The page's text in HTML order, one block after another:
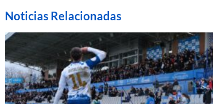
Noticias Relacionadas